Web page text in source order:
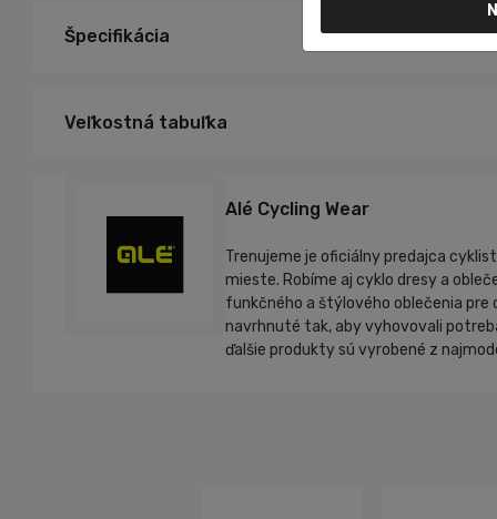
Špecifikácia
Veľkostná tabuľka
Alé Cycling Wear
Trenujeme je oficiálny predajca
mieste. Robíme aj cyklo dresy a
funkčného a štýlového oblečenia
navrhnuté tak, aby vyhovovali
ďalšie produkty sú vyrobené z